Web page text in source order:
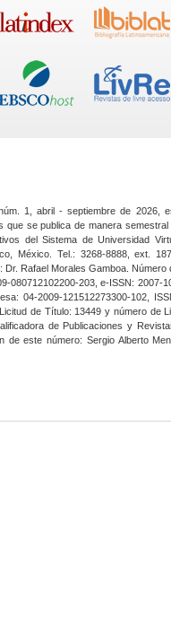
1, abril - septiembre de 2026,
que se publica de manera
del Sistema de Universidad
México. Tel.: 3268-8888, ext.
Dr. Rafael Morales Gamboa.
080712102200-203, e-ISSN:
04-2009-121512273300-102,
de Título: 13449 y número de
de Publicaciones y
de este número: Sergio Alberto